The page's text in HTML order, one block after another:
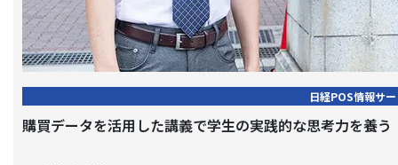
日経POS情報サ
購買データを活用した講義で学生の実践的な思考力を養う